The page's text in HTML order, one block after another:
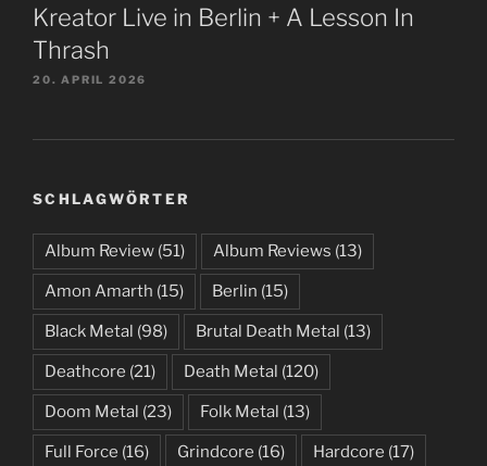
Kreator Live in Berlin + A Lesson In
Thrash
20. APRIL 2026
SCHLAGWÖRTER
Album Review (51) Album Reviews (13)
Amon Amarth (15) Berlin (15)
Black Metal (98) Brutal Death Metal (13)
Deathcore (21) Death Metal (120)
Doom Metal (23) Folk Metal (13)
Full Force (16) Grindcore (16) Hardcore (17)